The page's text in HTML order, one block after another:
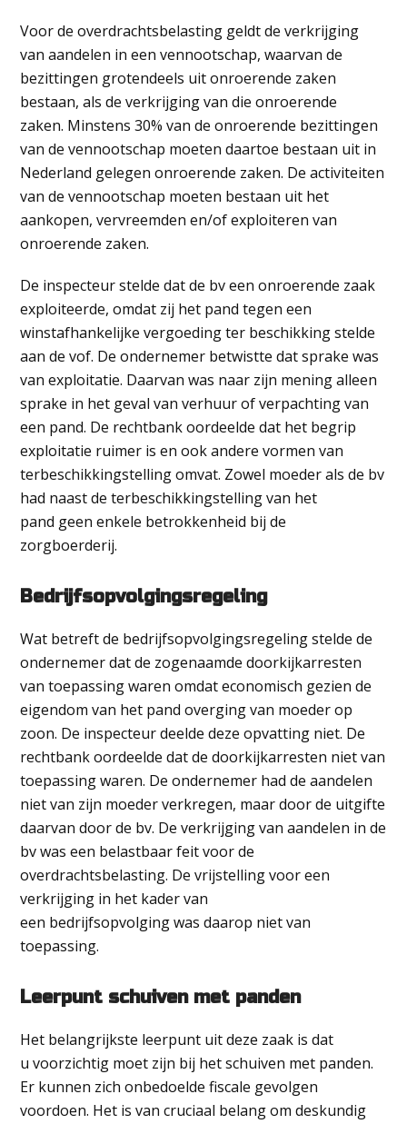
Voor de overdrachtsbelasting geldt de verkrijging
van aandelen in een vennootschap, waarvan de
bezittingen grotendeels uit onroerende zaken
bestaan, als de verkrijging van die onroerende
zaken. Minstens 30% van de onroerende bezittingen
van de vennootschap moeten daartoe bestaan uit in
Nederland gelegen onroerende zaken. De activiteiten
van de vennootschap moeten bestaan uit het
aankopen, vervreemden en/of exploiteren van
onroerende zaken.
De inspecteur stelde dat de bv een onroerende zaak
exploiteerde, omdat zij het pand tegen een
winstafhankelijke vergoeding ter beschikking stelde
aan de vof. De ondernemer betwistte dat sprake was
van exploitatie. Daarvan was naar zijn mening alleen
sprake in het geval van verhuur of verpachting van
een pand. De rechtbank oordeelde dat het begrip
exploitatie ruimer is en ook andere vormen van
terbeschikkingstelling omvat. Zowel moeder als de bv
had naast de terbeschikkingstelling van het
pand geen enkele betrokkenheid bij de
zorgboerderij.
Bedrijfsopvolgingsregeling
Wat betreft de bedrijfsopvolgingsregeling stelde de
ondernemer dat de zogenaamde doorkijkarresten
van toepassing waren omdat economisch gezien de
eigendom van het pand overging van moeder op
zoon. De inspecteur deelde deze opvatting niet. De
rechtbank oordeelde dat de doorkijkarresten niet van
toepassing waren. De ondernemer had de aandelen
niet van zijn moeder verkregen, maar door de uitgifte
daarvan door de bv. De verkrijging van aandelen in de
bv was een belastbaar feit voor de
overdrachtsbelasting. De vrijstelling voor een
verkrijging in het kader van
een bedrijfsopvolging was daarop niet van
toepassing.
Leerpunt schuiven met panden
Het belangrijkste leerpunt uit deze zaak is dat
u voorzichtig moet zijn bij het schuiven met panden.
Er kunnen zich onbedoelde fiscale gevolgen
voordoen. Het is van cruciaal belang om deskundig